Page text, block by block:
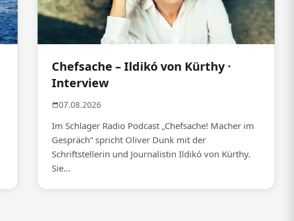
Chefsache – Ildikó von Kürthy ·
Interview
07.08.2026
Im Schlager Radio Podcast „Chefsache! Macher im
Gespräch“ spricht Oliver Dunk mit der
Schriftstellerin und Journalistin Ildikó von Kürthy.
Sie...